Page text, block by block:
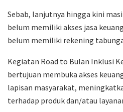
Sebab, lanjutnya hingga kini
belum memiliki akses jasa
belum memiliki rekening
Kegiatan Road to Bulan Inklusi
bertujuan membuka akses
lapisan masyarakat,
terhadap produk dan/atau